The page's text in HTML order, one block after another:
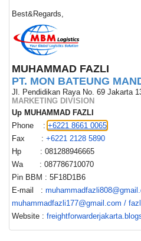
Best&Regards,
MUHAMMAD FAZLI
PT. MON BATEUNG
Jl. Pendidikan Raya No. 69 Jakarta
MARKETING DIVISION
Up MUHAMMAD FAZLI
Phone : +6221 8661 0065
Fax : +6221 2128 5890
Hp : 081288946665
Wa : 087786710070
Pin BBM : 5F18D1B6
E-mail :
muhammadfazli177@gmail.com /
Website :